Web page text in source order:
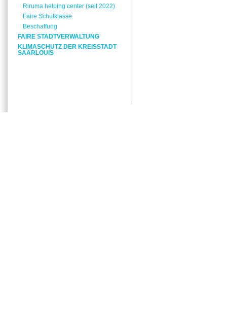
Riruma helping center (seit 2022)
Faire Schulklasse
Beschaffung
FAIRE STADTVERWALTUNG
KLIMASCHUTZ DER KREISSTADT
SAARLOUIS